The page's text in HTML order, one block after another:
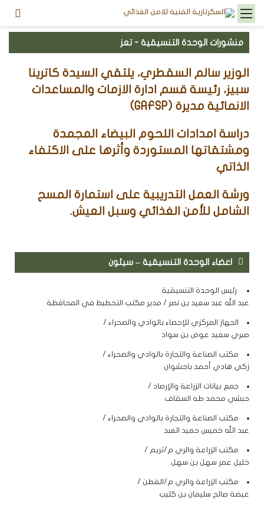
عن
القائمة
منشورات الوحدة التنسيقية - تعز
الوزير سالم السقطري، يلتقي السيدة كاترينا
سبيز، رئيسة قسم ادارة الازمات والمساعدات
الانمائية مديرة (GAFSP)
دراسة امدادات اللحوم البيضاء المجمدة
ومشتقاتها المستوردة وأثرها على الاكتفاء
الذاتي
ورشة العمل التدريبية على استمارة المسح
الشامل للأمن الغذائي وسبل العيش.
اعضاء الوحدة التنسيقية – سيئون
رئيس الوحدة التنسيقية
عبد الله عبد سعيد بن نصر / مدير مكتب التخطيط في المحافظة
الجهاز المركزي للإحصاء بالوادي والصحراء /
صبري سعيد عوض بن سواد
مكتب الصناعة والتجارة بالوادي والصحراء /
زكي هادي أحمد باحشوان
جمع بيانات الزراعة والإرصاد /
حبشي محمد طه السقاف
مكتب الصناعة والتجارة بالوادي والصحراء /
عبد الله خميس حميد العبد
مكتب الزراعة والري م/تريم /
خليل عمر سهل بن سهل
مكتب الزراعة والري م/القطن /
عيضة صالح سليمان بن كليب